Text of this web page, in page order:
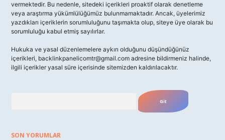
vermektedir. Bu nedenle, sitedeki içerikleri proaktif olarak denetleme
veya araştırma yükümlülüğümüz bulunmamaktadır. Ancak, üyelerimiz
yazdıkları içeriklerin sorumluluğunu taşımakta olup, siteye üye olarak bu
sorumluluğu kabul etmiş sayılırlar.
Hukuka ve yasal düzenlemelere aykırı olduğunu düşündüğünüz
içerikleri, backlinkpanelicomtr@gmail.com adresine bildirmeniz halinde,
ilgili içerikler yasal süre içerisinde sitemizden kaldırılacaktır.
SON YORUMLAR